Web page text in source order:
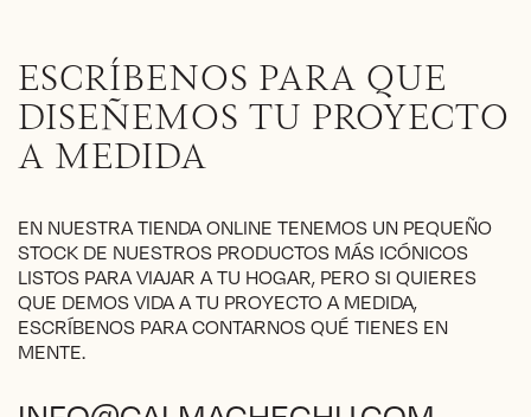
opciones
se
pueden
elegir
en
de
producto
ESCRÍBENOS PARA QUE
DISEÑEMOS TU PROYECTO
A MEDIDA
EN NUESTRA TIENDA ONLINE TENEMOS UN PEQUEÑO
STOCK DE NUESTROS PRODUCTOS MÁS ICÓNICOS
LISTOS PARA VIAJAR A TU HOGAR, PERO SI QUIERES
QUE DEMOS VIDA A TU PROYECTO A MEDIDA,
ESCRÍBENOS PARA CONTARNOS QUÉ TIENES EN
MENTE.